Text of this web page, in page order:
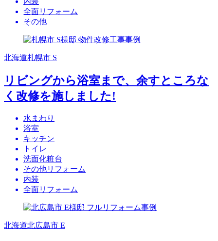
全面リフォーム
その他
北海道札幌市 S
リビングから浴室まで、余すところな
く改修を施しました!
水まわり
浴室
キッチン
トイレ
洗面化粧台
その他リフォーム
内装
全面リフォーム
北海道北広島市 E